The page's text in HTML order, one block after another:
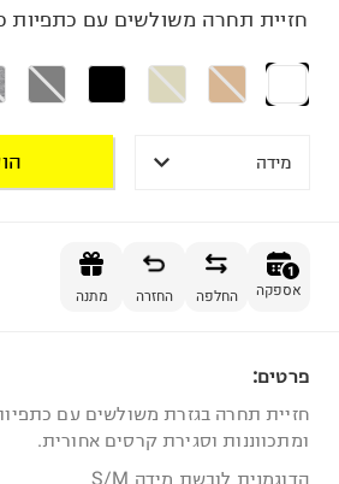
חזיית תחרה משולשים עם כתפיות
מידה
1
אספקה החלפה החזרה מתנה
פרטים:
חזיית תחרה בגזרת משולשים עם
ומתכווננות וסגירת קרסים אחורית.
הדוגמנית לובשת מידה S/M